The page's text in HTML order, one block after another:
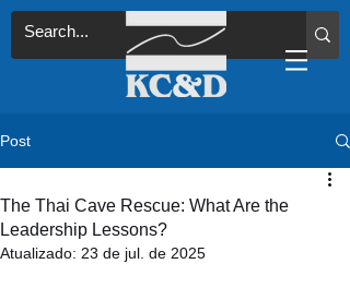
Post
The Thai Cave Rescue: What Are the
Leadership Lessons?
Atualizado: 23 de jul. de 2025